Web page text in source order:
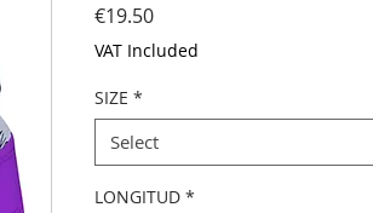
€19.50Price
VAT Included
SIZE *
Select
LONGITUD *